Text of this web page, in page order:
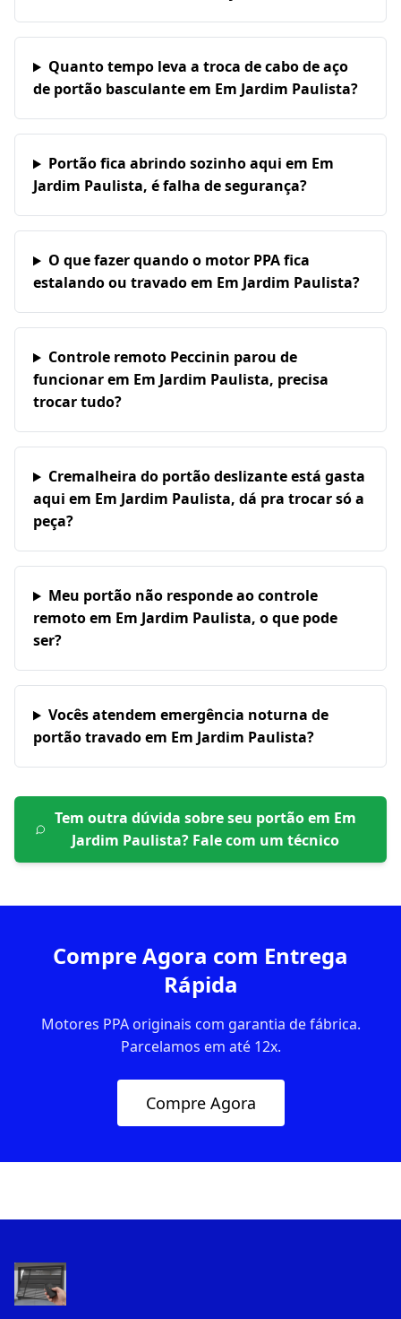
Quanto tempo leva a troca de cabo de aço
de portão basculante em Em Jardim Paulista?
Portão fica abrindo sozinho aqui em Em
Jardim Paulista, é falha de segurança?
O que fazer quando o motor PPA fica
estalando ou travado em Em Jardim Paulista?
Controle remoto Peccinin parou de
funcionar em Em Jardim Paulista, precisa
trocar tudo?
Cremalheira do portão deslizante está gasta
aqui em Em Jardim Paulista, dá pra trocar só a
peça?
Meu portão não responde ao controle
remoto em Em Jardim Paulista, o que pode
ser?
Vocês atendem emergência noturna de
portão travado em Em Jardim Paulista?
Tem outra dúvida sobre seu portão em Em
Jardim Paulista? Fale com um técnico
Compre Agora com Entrega
Rápida
Motores PPA originais com garantia de fábrica.
Parcelamos em até 12x.
Compre Agora